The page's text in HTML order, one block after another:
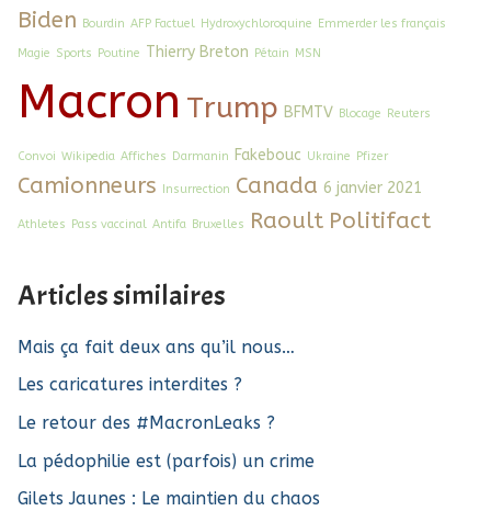
Biden Bourdin AFP Factuel Hydroxychloroquine Emmerder les français
Magie Sports Poutine Thierry Breton Pétain MSN
Macron Trump BFMTV Blocage Reuters
Convoi Wikipedia Affiches Darmanin Fakebouc Ukraine Pfizer
Camionneurs Insurrection Canada 6 janvier 2021
Athletes Pass vaccinal Antifa Bruxelles Raoult Politifact
Articles similaires
Mais ça fait deux ans qu’il nous…
Les caricatures interdites ?
Le retour des #MacronLeaks ?
La pédophilie est (parfois) un crime
Gilets Jaunes : Le maintien du chaos